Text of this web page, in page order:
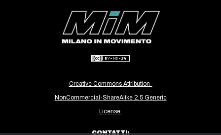
ANTIFASCISMO
DIRITTO ALL’ABITARE
GENERI
REPRESSIONE
Creative Commons Attribution-
NonCommercial-ShareAlike 2.5 Generic
License.
CONTATTI: